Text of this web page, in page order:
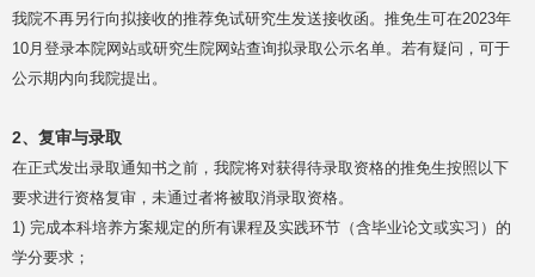
我院不再另行向拟接收的推荐免试研究生发送接收函。推免生可在2023年
10月登录本院网站或研究生院网站查询拟录取公示名单。若有疑问，可于
公示期内向我院提出。
2、复审与录取
在正式发出录取通知书之前，我院将对获得待录取资格的推免生按照以下
要求进行资格复审，未通过者将被取消录取资格。
1) 完成本科培养方案规定的所有课程及实践环节（含毕业论文或实习）的
学分要求；